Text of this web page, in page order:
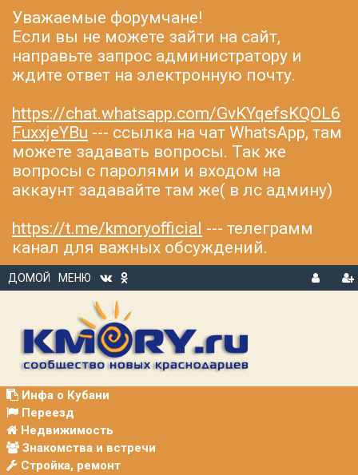
Уважаемые форумчане!
Если вы не можете зайти на сайт,
направьте запрос администратору и
ждите ответ на электронную почту.
https://chat.whatsapp.com/GvKYqefsKQOL6
FuxxjeYBu --- ссылка на чат WhatsApp, там
можете задавать вопросы. Так же
вопросы с паролями и входом на
аккаунт задавайте там же( в лс админу)
https://t.me/kmoryofficial --- телеграмм
канал для важных обсуждений.
ДОМОЙ
МЕНЮ
В
Р
Инфа о Кубани
Переезд
Недвижимость
Знакомства и встречи
Стройка, ремонт